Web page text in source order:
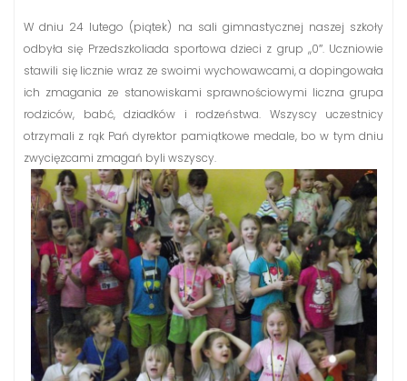
W dniu 24 lutego (piątek) na sali gimnastycznej naszej szkoły
odbyła się Przedszkoliada sportowa dzieci z grup ,,0″. Uczniowie
stawili się licznie wraz ze swoimi wychowawcami, a dopingowała
ich zmagania ze stanowiskami sprawnościowymi liczna grupa
rodziców, babć, dziadków i rodzeństwa. Wszyscy uczestnicy
otrzymali z rąk Pań dyrektor pamiątkowe medale, bo w tym dniu
zwycięzcami zmagań byli wszyscy.